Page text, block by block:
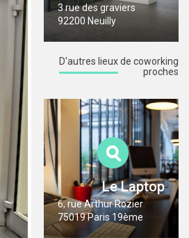
3 rue des graviers
92200 Neuilly
D'autres lieuxde coworking
proches
Le Laptop
6, rue Arthur Rozier
75019 Paris 19ème